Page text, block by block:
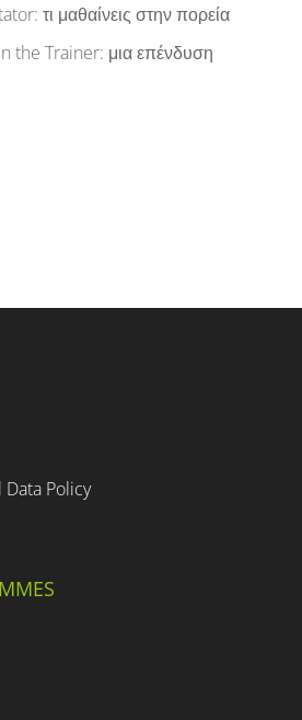
τι μαθαίνεις στην πορεία
the Trainer: μια επένδυση
Data Policy